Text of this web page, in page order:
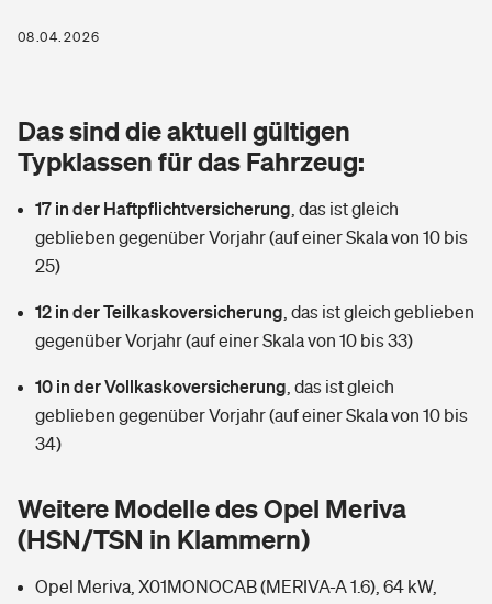
Zur Übersicht
Tools
Wer versichert was: Jetzt Versicherer finden
Sie haben Fragen?
Glasversicherung
Mietkautionsversicherung
Restkreditversicherung
Tools
Hochwasser-Check: Wie gefährdet ist Ihr Haus?
Kinderunfall­ver­si­che­rung
Kinderinvalidität
Hundehalter-Haftpflicht
Handyversicherung
Private Cyberversicherung
Private Krankenversicherung
Dread-Disease-Versicherung
Tierkrankenversicherung
Zur Übersicht
Tools
Wer versichert was: Jetzt Versicherer finden
Rentenrechner: Wie viel Geld bekomme ich im Alter?
08.04.2026
Das sind die aktuell gültigen
Typklassen für das Fahrzeug:
17 in der Haftpflichtversicherung das ist gleich
geblieben gegenüber Vorjahr (auf einer Skala von 10 bis
25)
12 in der Teilkaskoversicherung das ist gleich geblieben
gegenüber Vorjahr (auf einer Skala von 10 bis 33)
10 in der Vollkaskoversicherung das ist gleich
geblieben gegenüber Vorjahr (auf einer Skala von 10 bis
34)
Weitere Modelle des Opel Meriva
(HSN/TSN in Klammern)
Opel Meriva, X01MONOCAB (MERIVA-A 1.6), 64 kW,